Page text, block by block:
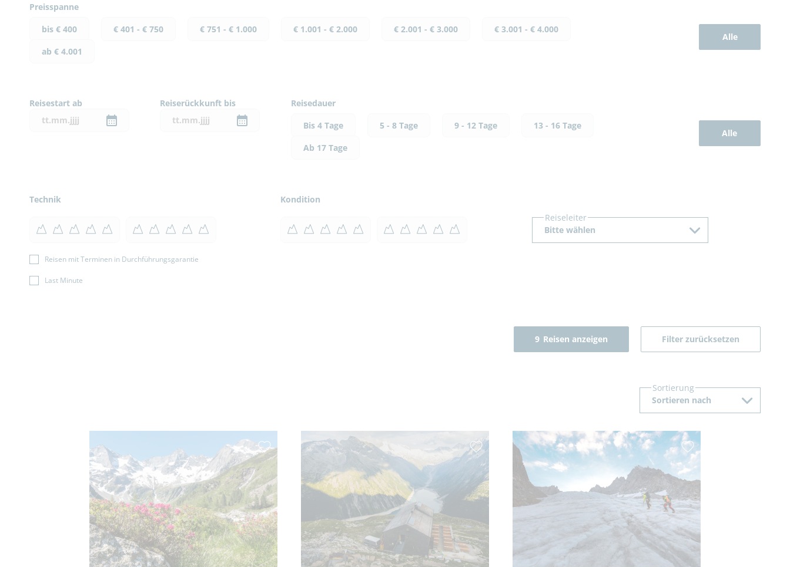
Preisspanne
bis € 400
€ 401 - € 750 € 751 - € 1.000 € 1.001 - € 2.000 € 2.001 - € 3.000
€ 3.001 - € 4.000
ab € 4.001
Alle
Reisestart ab Reiserückkunft bis
Reisedauer
Bis 4 Tage
5 - 8 Tage 9 - 12 Tage
13 - 16 Tage
Ab 17 Tage
Alle
Technik
Kondition
Reiseleiter
Bitte wählen
Reisen mit Terminen in Durchführungsgarantie
Last Minute
9 Reisen anzeigen Filter zurücksetzen
Sortierung
Sortieren nach